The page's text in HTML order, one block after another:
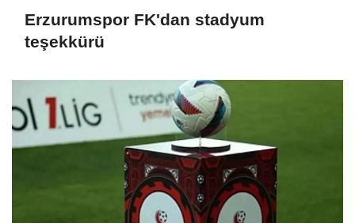
Erzurumspor FK'dan stadyum
teşekkürü